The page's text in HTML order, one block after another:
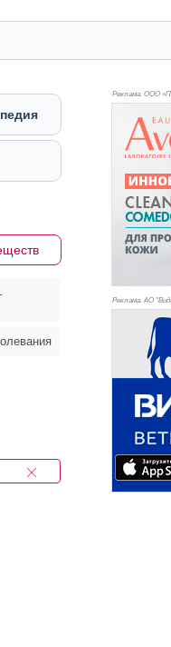
Реклама. ООО
Реклама. АО